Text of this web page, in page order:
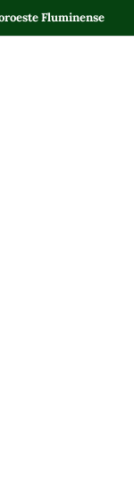
Fluminense